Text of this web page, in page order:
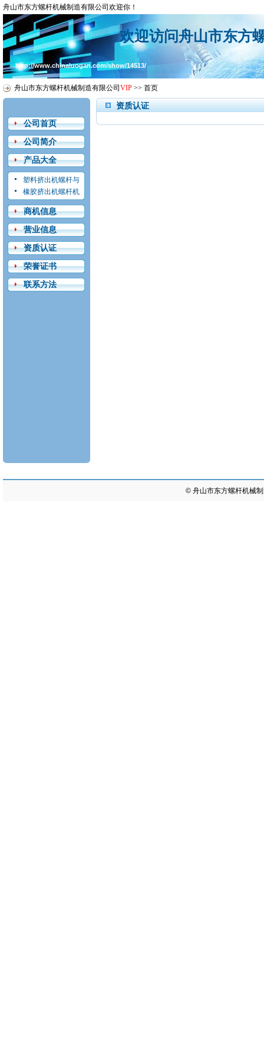
舟山市东方螺杆机械制造有限公司欢迎你！
欢迎访问舟山市东方
http://www.chinaluogan.com/show/14513/
舟山市东方螺杆机械制造有限公司 VIP >> 首页
公司首页
公司简介
产品大全
塑料挤出机螺杆与
机筒
橡胶挤出机螺杆机
筒
商机信息
营业信息
资质认证
荣誉证书
联系方法
资质认证
© 舟山市东方螺杆机械